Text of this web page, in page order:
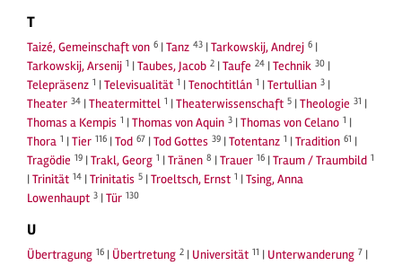
T
Taizé, Gemeinschaft von 6 |Tanz 43 |Tarkowskij, Andrej 6 |
Tarkowskij, Arsenij 1 |Taubes, Jacob 2 |Taufe 24 |Technik 30 |
Telepräsenz 1 |Televisualität 1 |Tenochtitlán 1 |Tertullian 3 |
Theater 34 |Theatermittel 1 |Theaterwissenschaft 5 |Theologie 31 |
Thomas a Kempis 1 |Thomas von Aquin 3 |Thomas von Celano 1 |
Thora 1 |Tier 116 |Tod 67 |Tod Gottes 39 |Totentanz 1 |Tradition 61 |
Tragödie 19 |Trakl, Georg 1 |Tränen 8 |Trauer 16 |Traum / Traumbild 1
|Trinität 14 |Trinitatis 5 |Troeltsch, Ernst 1 |Tsing, Anna
Lowenhaupt 3 |Tür 130
U
Übertragung 16 | Übertretung 2 | Universität 11 | Unterwanderung 7 |